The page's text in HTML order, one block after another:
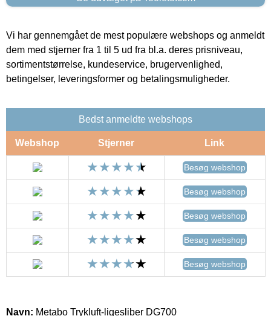
Vi har gennemgået de mest populære webshops og anmeldt
dem med stjerner fra 1 til 5 ud fra bl.a. deres prisniveau,
sortimentstørrelse, kundeservice, brugervenlighed,
betingelser, leveringsformer og betalingsmuligheder.
Bedst anmeldte webshops
Webshop Stjerner Link
Besøg webshop
Besøg webshop
Besøg webshop
Besøg webshop
Besøg webshop
Navn: Metabo Trykluft-ligesliber DG700